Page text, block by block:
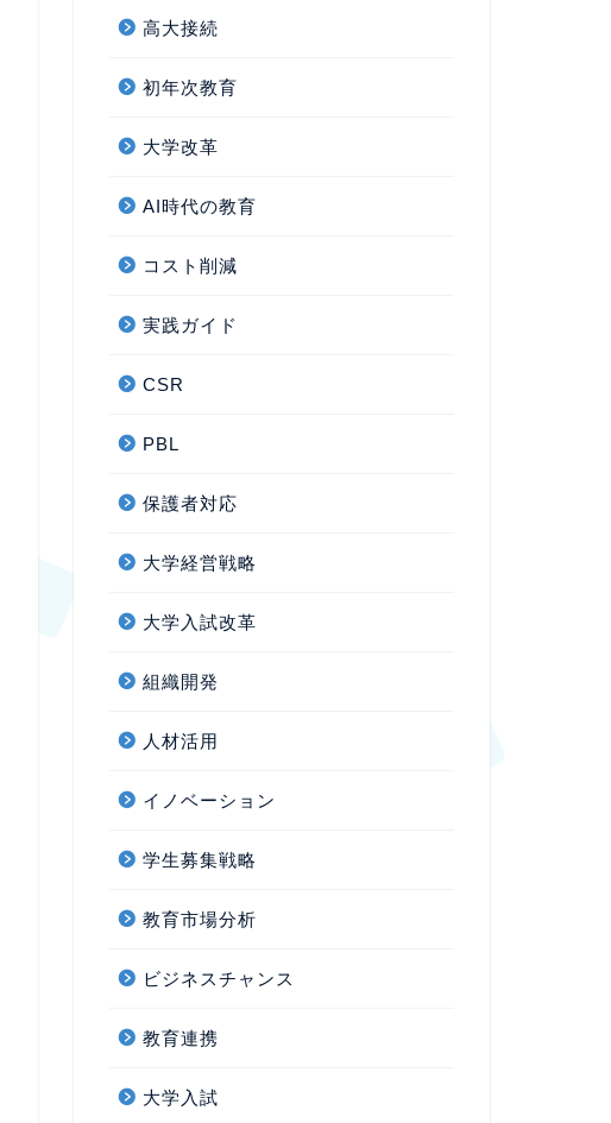
高大接続
初年次教育
大学改革
AI時代の教育
コスト削減
実践ガイド
CSR
PBL
保護者対応
大学経営戦略
大学入試改革
組織開発
人材活用
イノベーション
学生募集戦略
教育市場分析
ビジネスチャンス
教育連携
大学入試